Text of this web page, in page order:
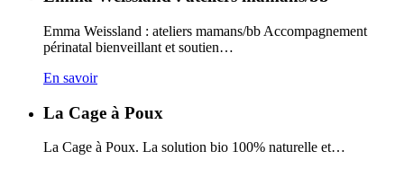
Emma Weissland : ateliers mamans/bb Accompagnement
périnatal bienveillant et soutien…
En savoir
La Cage à Poux
La Cage à Poux. La solution bio 100% naturelle et…